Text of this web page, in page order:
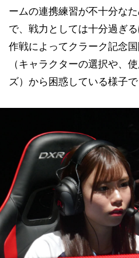
ームの連携練習が不十分な
で、戦力としては十分過ぎ
作戦によってクラーク記念
（キャラクターの選択や、
ズ）から困惑している様子で